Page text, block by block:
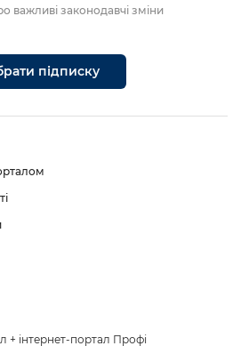
важливі законодавчі зміни
підписку
+ інтернет-портал Профі